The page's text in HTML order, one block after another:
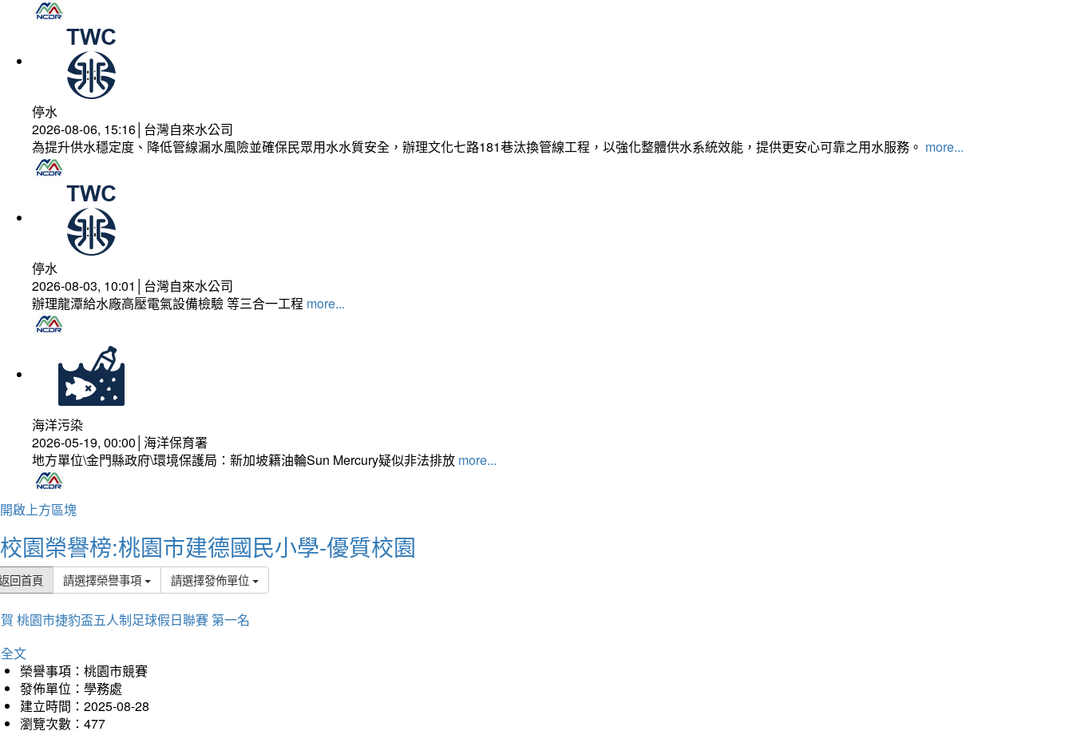
停水
2026-08-06, 15:16│台灣自來水公司
為提升供水穩定度、降低管線漏水風險並確保民眾用水水質安全，辦理文化七路181巷汰換管線工程，以強化整體供水系統效能，提供更安心可靠之用水服務。 more...
停水
2026-08-03, 10:01│台灣自來水公司
辦理龍潭給水廠高壓電氣設備檢驗 等三合一工程 more...
海洋污染
2026-05-19, 00:00│海洋保育署
地方單位\金門縣政府\環境保護局：新加坡籍油輪Sun Mercury疑似非法排放 more...
開啟上方區塊
校園榮譽榜:桃園市建德國民小學-優質校園
回首頁 請選擇榮譽事項 請選擇發佈單位
桃園市捷豹盃五人制足球假日聯賽 第一名
文
榮譽事項：桃園市競賽
發佈單位：學務處
建立時間：2025-08-28
瀏覽次數：477